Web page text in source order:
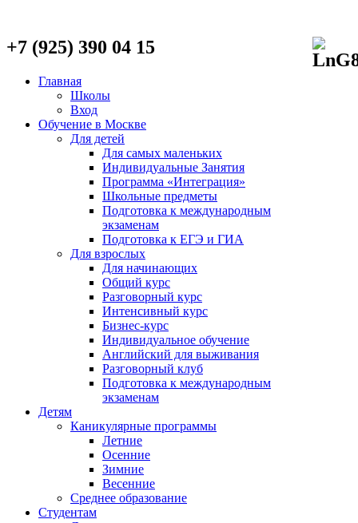
+7 (925) 390 04 15
Главная
Школы
Вход
Обучение в Москве
Для детей
Для самых маленьких
Индивидуальные Занятия
Программа «Интеграция»
Школьные предметы
Подготовка к международным
экзаменам
Подготовка к ЕГЭ и ГИА
Для взрослых
Для начинающих
Общий курс
Разговорный курс
Интенсивный курс
Бизнес-курс
Индивидуальное обучение
Английский для выживания
Разговорный клуб
Подготовка к международным
экзаменам
Детям
Каникулярные программы
Летние
Осенние
Зимние
Весенние
Среднее образование
Студентам